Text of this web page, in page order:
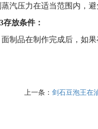
汽压力在适当范围内，避
存放条件：
面制品在制作完成后，如
上一条：剑石豆泡王在